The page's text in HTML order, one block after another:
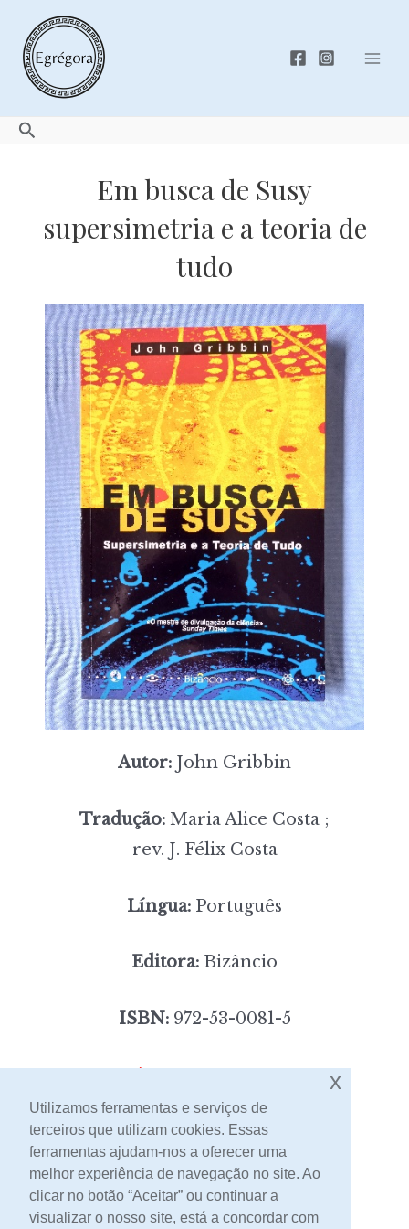
content
Search
Em busca de Susy
supersimetria e a teoria de
tudo
Autor: John Gribbin
Tradução: Maria Alice Costa ;
rev. J. Félix Costa
Língua: Português
Editora: Bizâncio
ISBN:972-53-0081-5
Contacto
Utilizamos ferramentas e serviços de
terceiros que utilizam cookies. Essas
ferramentas ajudam-nos a oferecer uma
melhor experiência de navegação no site. Ao
clicar no botão “Aceitar” ou continuar a
visualizar o nosso site, está a concordar com
x